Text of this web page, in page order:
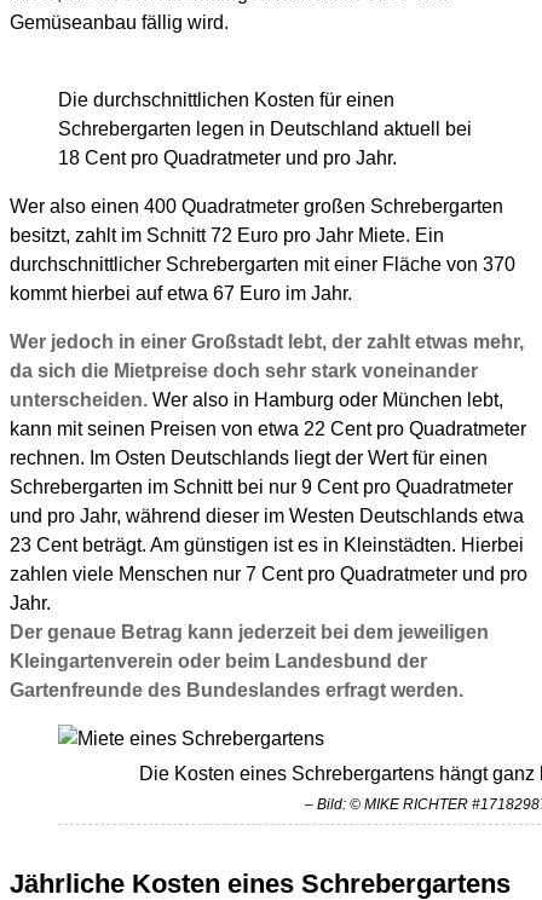
Gemüseanbau fällig wird.
Die durchschnittlichen Kosten für einen
Schrebergarten legen in Deutschland aktuell bei
18 Cent pro Quadratmeter und pro Jahr.
Wer also einen 400 Quadratmeter großen Schrebergarten
besitzt, zahlt im Schnitt 72 Euro pro Jahr Miete. Ein
durchschnittlicher Schrebergarten mit einer Fläche von 370
kommt hierbei auf etwa 67 Euro im Jahr.
Wer jedoch in einer Großstadt lebt, der zahlt etwas mehr,
da sich die Mietpreise doch sehr stark voneinander
unterscheiden. Wer also in Hamburg oder München lebt,
kann mit seinen Preisen von etwa 22 Cent pro Quadratmeter
rechnen. Im Osten Deutschlands liegt der Wert für einen
Schrebergarten im Schnitt bei nur 9 Cent pro Quadratmeter
und pro Jahr, während dieser im Westen Deutschlands etwa
23 Cent beträgt. Am günstigen ist es in Kleinstädten. Hierbei
zahlen viele Menschen nur 7 Cent pro Quadratmeter und pro
Jahr.
Der genaue Betrag kann jederzeit bei dem jeweiligen
Kleingartenverein oder beim Landesbund der
Gartenfreunde des Bundeslandes erfragt werden.
Die Kosten eines Schrebergartens hängt
– Bild: © MIKE RICHTER
Jährliche Kosten eines Schrebergartens